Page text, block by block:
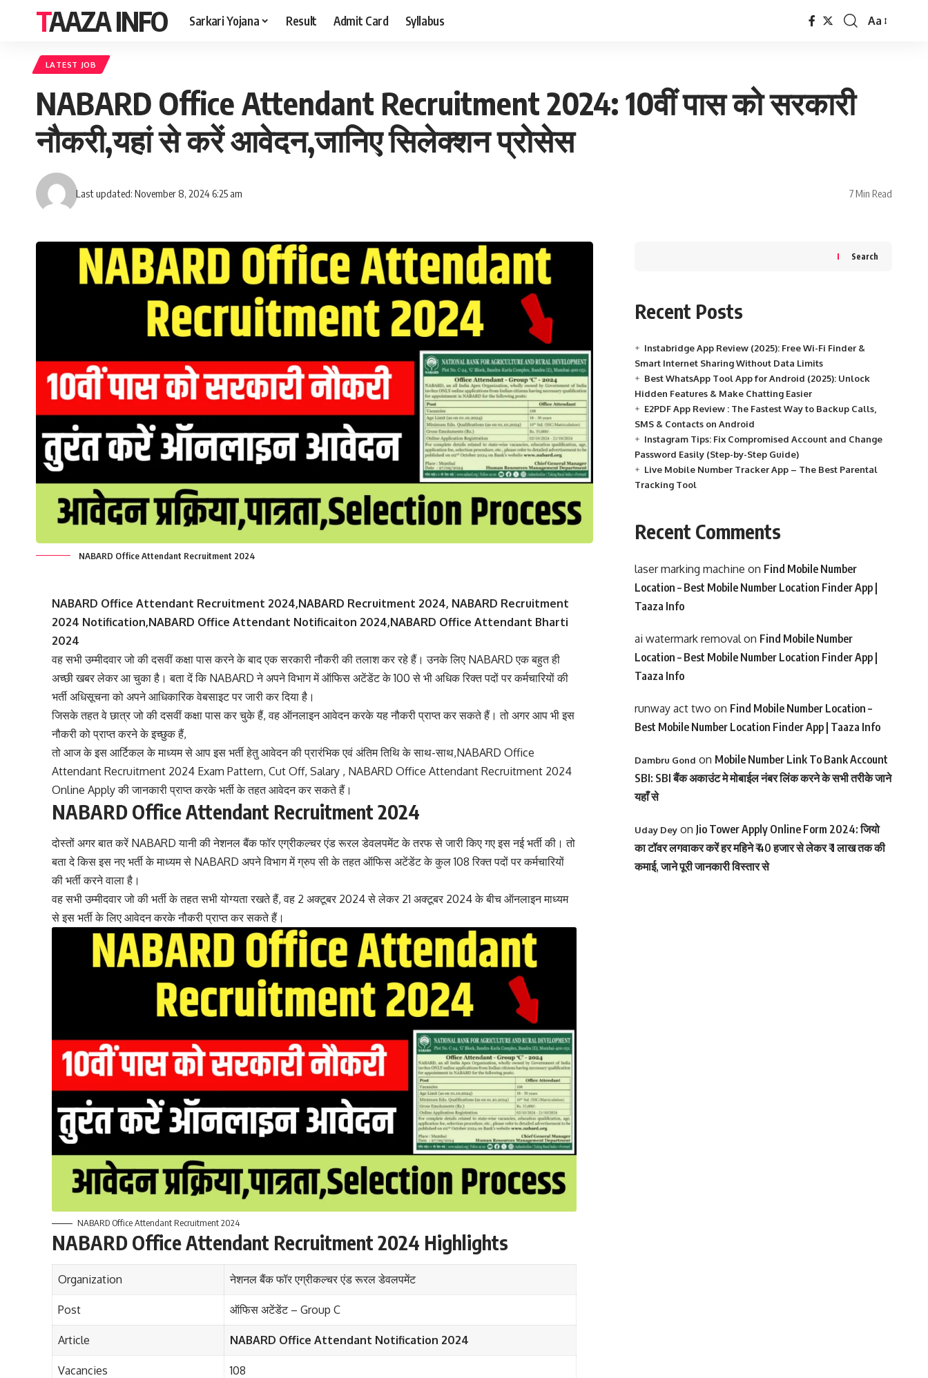
TAAZA INFO Sarkari Yojana Result Admit Card Syllabus
Font
Aa
LATEST JOB
NABARD Office Attendant Recruitment 2024: 10वीं पास को सरकारी
नौकरी,यहां से करें आवेदन,जानिए सिलेक्शन प्रोसेस
Last updated: November 8, 2024 6:25 am 7 Min Read
NABARD Office Attendant Recruitment 2024
NABARD Office Attendant Recruitment 2024,NABARD Recruitment 2024, NABARD Recruitment
2024 Notification,NABARD Office Attendant Notificaiton 2024,NABARD Office Attendant Bharti
2024
वह सभी उम्मीदवार जो की दसवीं कक्षा पास करने के बाद एक सरकारी नौकरी की तलाश कर रहे हैं। उनके लिए NABARD एक बहुत ही
अच्छी खबर लेकर आ चुका है। बता दें कि NABARD ने अपने विभाग में ऑफिस अटेंडेंट के 100 से भी अधिक रिक्त पदों पर कर्मचारियों की
भर्ती अधिसूचना को अपने आधिकारिक वेबसाइट पर जारी कर दिया है।
जिसके तहत वे छात्र जो की दसवीं कक्षा पास कर चुके हैं, वह ऑनलाइन आवेदन करके यह नौकरी प्राप्त कर सकते हैं। तो अगर आप भी इस
नौकरी को प्राप्त करने के इच्छुक हैं,
तो आज के इस आर्टिकल के माध्यम से आप इस भर्ती हेतु आवेदन की प्रारंभिक एवं अंतिम तिथि के साथ-साथ,NABARD Office
Attendant Recruitment 2024 Exam Pattern, Cut Off, Salary , NABARD Office Attendant Recruitment 2024
Online Apply की जानकारी प्राप्त करके भर्ती के तहत आवेदन कर सकते हैं।
NABARD Office Attendant Recruitment 2024
दोस्तों अगर बात करें NABARD यानी की नेशनल बैंक फॉर एग्रीकल्चर एंड रूरल डेवलपमेंट के तरफ से जारी किए गए इस नई भर्ती की। तो
बता दे किस इस नए भर्ती के माध्यम से NABARD अपने विभाग में ग्रुप सी के तहत ऑफिस अटेंडेंट के कुल 108 रिक्त पदों पर कर्मचारियों
की भर्ती करने वाला है।
वह सभी उम्मीदवार जो की भर्ती के तहत सभी योग्यता रखते हैं, वह 2 अक्टूबर 2024 से लेकर 21 अक्टूबर 2024 के बीच ऑनलाइन माध्यम
से इस भर्ती के लिए आवेदन करके नौकरी प्राप्त कर सकते हैं।
NABARD Office Attendant Recruitment 2024
NABARD Office Attendant Recruitment 2024 Highlights
Organization नेशनल बैंक फॉर एग्रीकल्चर एंड रूरल डेवलपमेंट
Post ऑफिस अटेंडेंट – Group C
Article NABARD Office Attendant Notification 2024
Vacancies 108
Search
Recent Posts
Instabridge App Review (2025): Free Wi-Fi Finder &
Smart Internet Sharing Without Data Limits
Best WhatsApp Tool App for Android (2025): Unlock
Hidden Features & Make Chatting Easier
E2PDF App Review : The Fastest Way to Backup Calls,
SMS & Contacts on Android
Instagram Tips: Fix Compromised Account and Change
Password Easily (Step-by-Step Guide)
Live Mobile Number Tracker App – The Best Parental
Tracking Tool
Recent Comments
laser marking machine on Find Mobile Number
Location – Best Mobile Number Location Finder App |
Taaza Info
ai watermark removalon Find Mobile Number
Location – Best Mobile Number Location Finder App |
Taaza Info
runway act two on Find Mobile Number Location –
Best Mobile Number Location Finder App | Taaza Info
Dambru Gond on Mobile Number Link To Bank Account
SBI: SBI बैंक अकाउंट मे मोबाईल नंबर लिंक करने के सभी तरीके जाने
यहाँ से
Uday Deyon Jio Tower Apply Online Form 2024: जियो
का टॉवर लगवाकर करें हर महिने ₹ 40 हजार से लेकर ₹ 1 लाख तक की
कमाई, जाने पूरी जानकारी विस्तार से